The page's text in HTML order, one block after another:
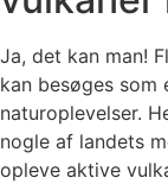
Ja, det kan man!
kan besøges som
naturoplevelser.
nogle af landets
opleve aktive